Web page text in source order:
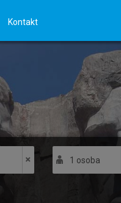
Kontakt
1 osoba